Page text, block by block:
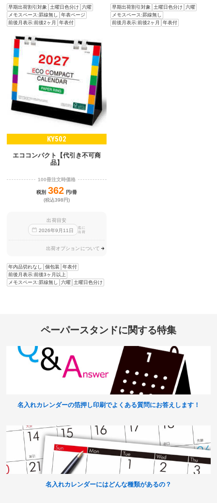
早期出荷割引対象 土曜日色分け
六曜
メモスペース:罫線無し
年表ページ
前後月表示:前後2ヶ月
年表付
早期出荷割引対象 土曜日色分け
六曜
メモスペース:罫線無し
前後月表示:前後2ヶ月
年表付
KY502
エココンパクト【代引き不可商
品】
100冊注文時価格
税別 362 円/冊
(税込398円)
出荷目安
2026年9 月 11 日
迄に
出荷
出荷オプションについて
年内品切れなし 個包装
年表付
前後月表示:前後3ヶ月以上
メモスペース:罫線無し
六曜 土曜日色分け
ペーパースタンドに関する特集
名入れカレンダーの箔押し印刷でよくある質問にお答えします！
名入れカレンダーにはどんな種類があるの？